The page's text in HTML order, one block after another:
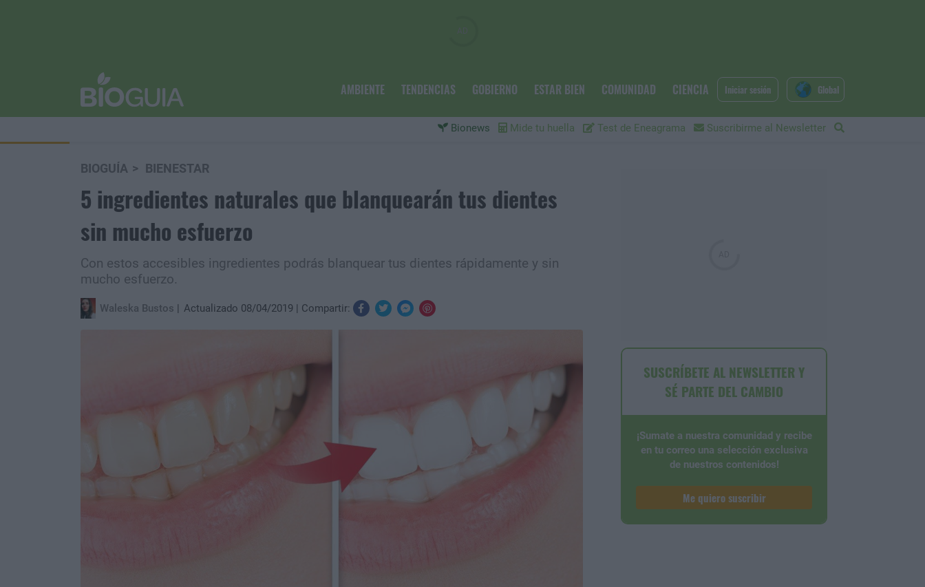
AMBIENTE TENDENCIAS GOBIERNO ESTAR BIEN COMUNIDAD CIENCIA
Bionews Mide tu huella Test de Eneagrama Suscribirme al Newsletter
Iniciar sesión Global
BIOGUÍA BIENESTAR
5 ingredientes naturales que blanquearán tus dientes
sin mucho esfuerzo
Con estos accesibles ingredientes podrás blanquear tus dientes rápidamente y sin
mucho esfuerzo.
Waleska Bustos Actualizado 08/04/2019 Compartir:
SUSCRÍBETE AL NEWSLETTER Y
SÉ PARTE DEL CAMBIO
¡Sumate a nuestra comunidad y recibe
en tu correo una selección exclusiva
de nuestros contenidos!
Me quiero suscribir